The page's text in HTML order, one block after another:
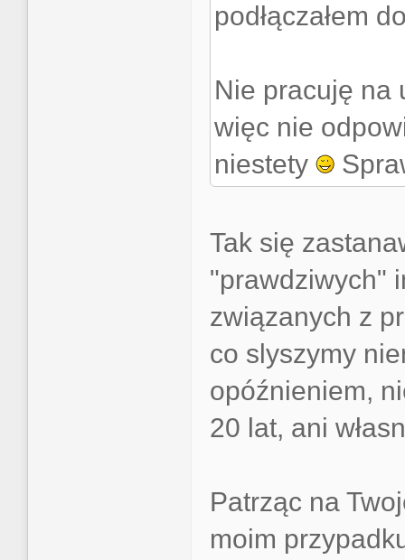
podłączałem
Nie pracuję na
więc nie
niestety
Tak się
"prawdziwych"
związanych z
co slyszymy
opóźnieniem,
20 lat, ani
Patrząc na
moim